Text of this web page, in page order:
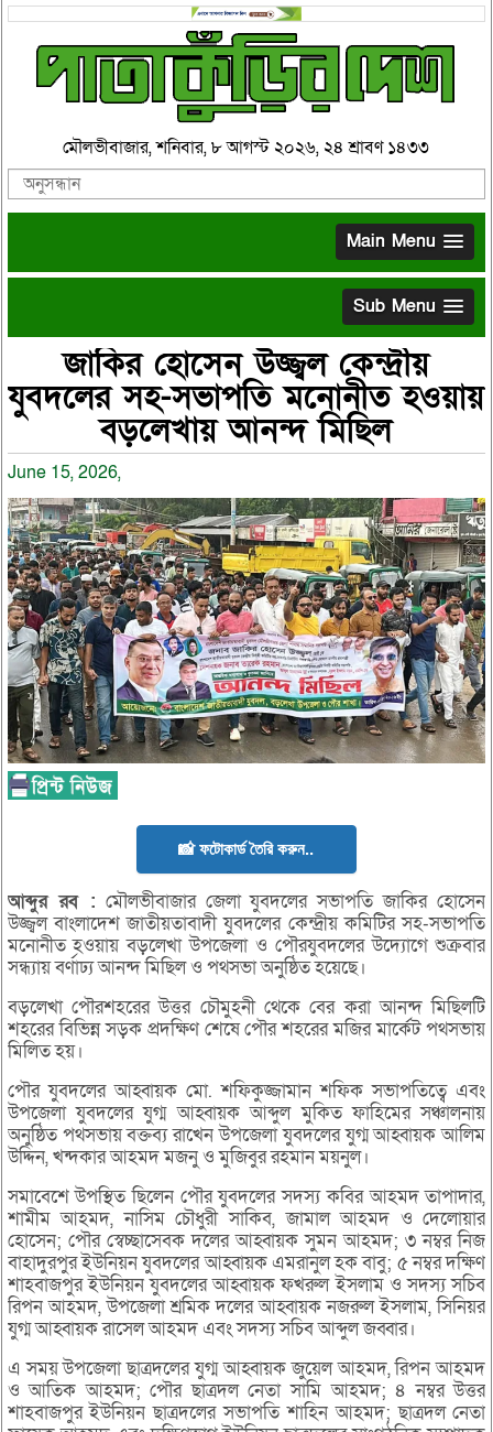
মৌলভীবাজার, শনিবার, ৮ আগস্ট ২০২৬, ২৪ শ্রাবণ ১৪৩৩
Main Menu
Sub Menu
জাকির হোসেন উজ্জ্বল কেন্দ্রীয়
যুবদলের সহ-সভাপতি মনোনীত হওয়ায়
বড়লেখায় আনন্দ মিছিল
June 15, 2026,
📸 ফটোকার্ড তৈরি করুন..
আব্দুররব : মৌলভীবাজার জেলা যুবদলের সভাপতি জাকির হোসেন
উজ্জ্বল বাংলাদেশ জাতীয়তাবাদী যুবদলের কেন্দ্রীয় কমিটির সহ-সভাপতি
মনোনীত হওয়ায় বড়লেখা উপজেলা ও পৌরযুবদলের উদ্যোগে শুক্রবার
সন্ধ্যায় বর্ণাঢ্য আনন্দ মিছিল ও পথসভা অনুষ্ঠিত হয়েছে।
বড়লেখা পৌরশহরের উত্তর চৌমুহনী থেকে বের করা আনন্দ মিছিলটি
শহরের বিভিন্ন সড়ক প্রদক্ষিণ শেষে পৌর শহরের মজির মার্কেট পথসভায়
মিলিত হয়।
পৌর যুবদলের আহ্বায়ক মো. শফিকুজ্জামান শফিক সভাপতিত্বে এবং
উপজেলা যুবদলের যুগ্ম আহ্বায়ক আব্দুল মুকিত ফাহিমের সঞ্চালনায়
অনুষ্ঠিত পথসভায় বক্তব্য রাখেন উপজেলা যুবদলের যুগ্ম আহ্বায়ক আলিম
উদ্দিন, খন্দকার আহমদ মজনু ও মুজিবুর রহমান ময়নুল।
সমাবেশে উপস্থিত ছিলেন পৌর যুবদলের সদস্য কবির আহমদ তাপাদার,
শামীম আহমদ, নাসিম চৌধুরী সাকিব, জামাল আহমদ ও দেলোয়ার
হোসেন; পৌর স্বেচ্ছাসেবক দলের আহ্বায়ক সুমন আহমদ; ৩ নম্বর নিজ
বাহাদুরপুর ইউনিয়ন যুবদলের আহ্বায়ক এমরানুল হক বাবু; ৫ নম্বর দক্ষিণ
শাহবাজপুর ইউনিয়ন যুবদলের আহ্বায়ক ফখরুল ইসলাম ও সদস্য সচিব
রিপন আহমদ, উপজেলা শ্রমিক দলের আহ্বায়ক নজরুল ইসলাম, সিনিয়র
যুগ্ম আহ্বায়ক রাসেল আহমদ এবং সদস্য সচিব আব্দুল জব্বার।
এ সময় উপজেলা ছাত্রদলের যুগ্ম আহ্বায়ক জুয়েল আহমদ, রিপন আহমদ
ও আতিক আহমদ; পৌর ছাত্রদল নেতা সামি আহমদ; ৪ নম্বর উত্তর
শাহবাজপুর ইউনিয়ন ছাত্রদলের সভাপতি শাহিন আহমদ; ছাত্রদল নেতা